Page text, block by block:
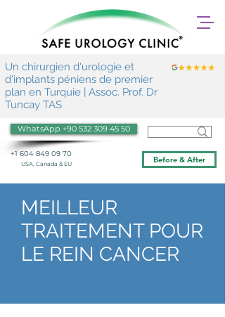
Un chirurgien d'urologie et
d'implants péniens de premier
plan en Turquie | Assoc. Prof. Dr
Tuncay TAS
+1 604 849 09 70
USA, Canada & EU
WhatsApp +90 532 309 45 50
Before & After
MEILLEUR
TRAITEMENT POUR
LE REIN CANCER